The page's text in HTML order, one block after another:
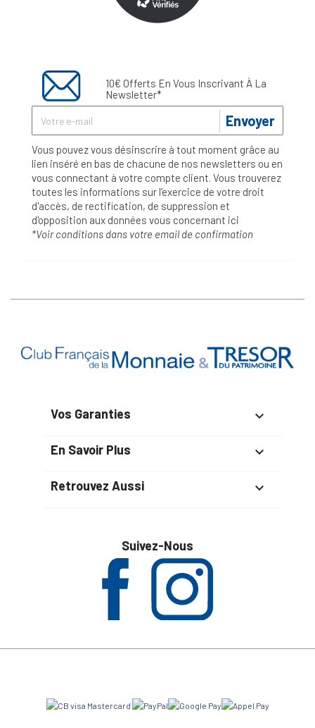
10€ Offerts En Vous Inscrivant À La
Newsletter*
Envoyer
Vous pouvez vous désinscrire à tout moment grâce au
lien inséré en bas de chacune de nos newsletters ou en
vous connectant à votre compte client. Vous trouverez
toutes les informations sur l’exercice de votre droit
d'accès, de rectification, de suppression et
d'opposition aux données vous concernant ici
*Voir conditions dans votre email de confirmation
Vos Garanties 
En Savoir Plus 
Retrouvez Aussi 
Suivez-Nous